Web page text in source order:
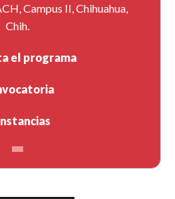
Campus II, Chihuahua,
Chih.
el programa